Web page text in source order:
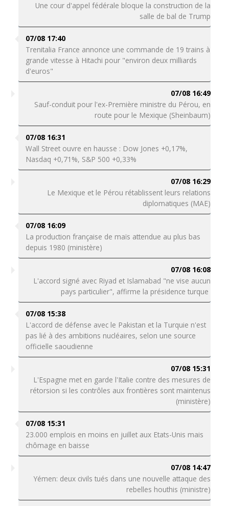
Une cour d'appel fédérale bloque la construction de la
salle de bal de Trump
07/08 17:40
Trenitalia France annonce une commande de 19 trains à
grande vitesse à Hitachi pour "environ deux milliards
d'euros"
07/08 16:49
Sauf-conduit pour l'ex-Première ministre du Pérou, en
route pour le Mexique (Sheinbaum)
07/08 16:31
Wall Street ouvre en hausse : Dow Jones +0,17%,
Nasdaq +0,71%, S&P 500 +0,33%
07/08 16:29
Le Mexique et le Pérou rétablissent leurs relations
diplomatiques (MAE)
07/08 16:09
La production française de maïs attendue au plus bas
depuis 1980 (ministère)
07/08 16:08
L'accord signé avec Riyad et Islamabad "ne vise aucun
pays particulier", affirme la présidence turque
07/08 15:38
L'accord de défense avec le Pakistan et la Turquie n'est
pas lié à des ambitions nucléaires, selon une source
officielle saoudienne
07/08 15:31
L'Espagne met en garde l'Italie contre des mesures de
rétorsion si les contrôles aux frontières sont maintenus
(ministère)
07/08 15:31
23.000 emplois en moins en juillet aux Etats-Unis mais
chômage en baisse
07/08 14:47
Yémen: deux civils tués dans une nouvelle attaque des
rebelles houthis (ministre)